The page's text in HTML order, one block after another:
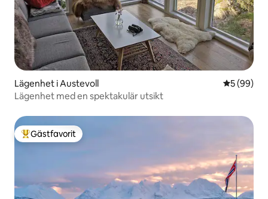
Lägenhet i Austevoll 5 av 5 i
5 (99)
Lägenhet med en spektakulär utsikt
Populär gästfavorit
Gästfavorit